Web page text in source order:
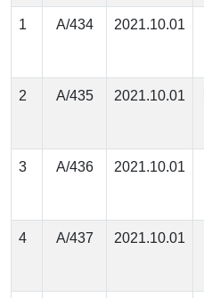
1 А/434 2021.10.01
2 А/435 2021.10.01
3 А/436 2021.10.01
4 А/437 2021.10.01